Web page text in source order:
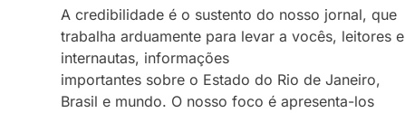
A credibilidade é o sustento do nosso jornal, que
trabalha arduamente para levar a vocês, leitores e
internautas, informações
importantes sobre o Estado do Rio de Janeiro,
Brasil e mundo. O nosso foco é apresenta-los